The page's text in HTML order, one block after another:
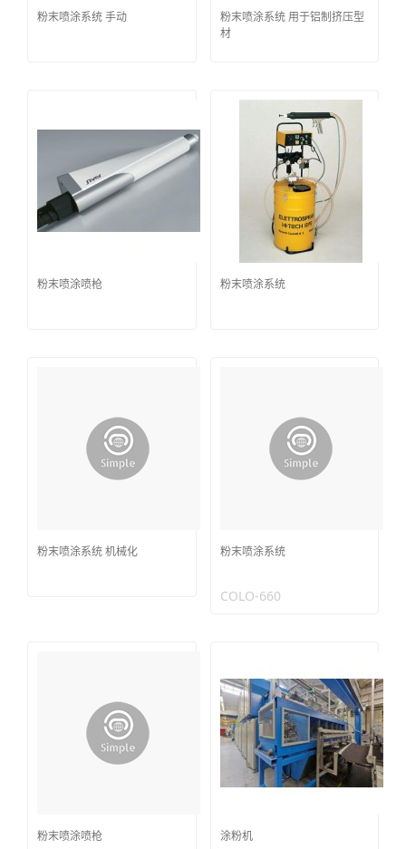
粉末喷涂系统 手动
粉末喷涂系统 用于铝制挤压型
材
粉末喷涂喷枪 粉末喷涂系统
粉末喷涂系统 机械化 粉末喷涂系统
COLO-660
粉末喷涂喷枪 涂粉机